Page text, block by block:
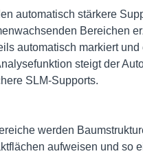
automatisch stärkere
Bereichen
automatisch markiert und
steigt der
SLM-Supports.
werden
aufweisen und so